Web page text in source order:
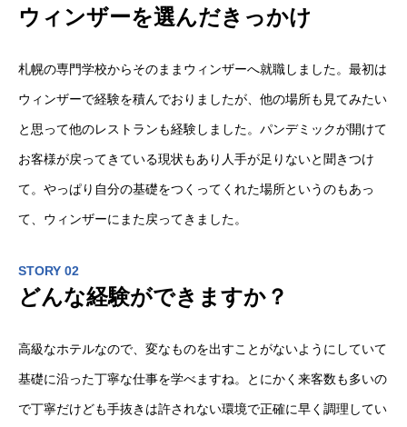
ウィンザーを選んだきっかけ
札幌の専門学校からそのままウィンザーへ就職しました。最初は
ウィンザーで経験を積んでおりましたが、他の場所も見てみたい
と思って他のレストランも経験しました。パンデミックが開けて
お客様が戻ってきている現状もあり人手が足りないと聞きつけ
て。やっぱり自分の基礎をつくってくれた場所というのもあっ
て、ウィンザーにまた戻ってきました。
STORY 02
どんな経験ができますか？
高級なホテルなので、変なものを出すことがないようにしていて
基礎に沿った丁寧な仕事を学べますね。とにかく来客数も多いの
で丁寧だけども手抜きは許されない環境で正確に早く調理してい